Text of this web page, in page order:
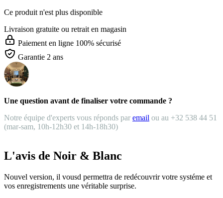
Ce produit n'est plus disponible
Livraison gratuite ou retrait en magasin
Paiement en ligne 100% sécurisé
Garantie 2 ans
Une question avant de finaliser votre commande ?
Notre équipe d'experts vous réponds par email ou au +32 538 44 51
(mar-sam, 10h-12h30 et 14h-18h30)
L'avis de Noir & Blanc
Nouvel version, il vousd permettra de redécouvrir votre systéme et
vos enregistrements une véritable surprise.